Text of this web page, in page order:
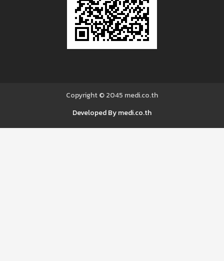
Copyright © 2045 medi.co.th
Developed By medi.co.th